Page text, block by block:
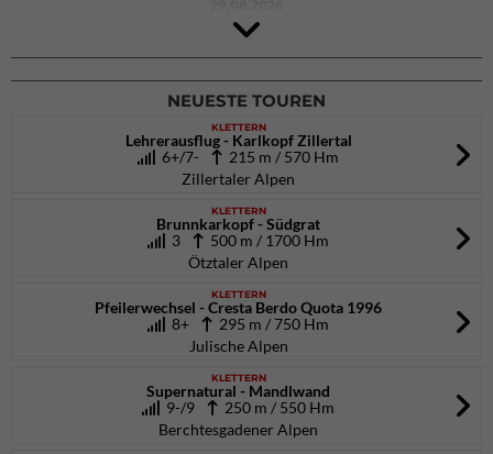
4Blocs KIDS 2026
DAV Kletter- & Boulderzentrum München Süd (Thalkirchen)
26.09.2026
NEUESTE TOUREN
KLETTERN
Lehrerausflug - Karlkopf Zillertal
6+/7-
215 m / 570 Hm
Zillertaler Alpen
KLETTERN
Brunnkarkopf - Südgrat
3
500 m / 1700 Hm
Ötztaler Alpen
KLETTERN
Pfeilerwechsel - Cresta Berdo Quota 1996
8+
295 m / 750 Hm
Julische Alpen
KLETTERN
Supernatural - Mandlwand
9-/9
250 m / 550 Hm
Berchtesgadener Alpen